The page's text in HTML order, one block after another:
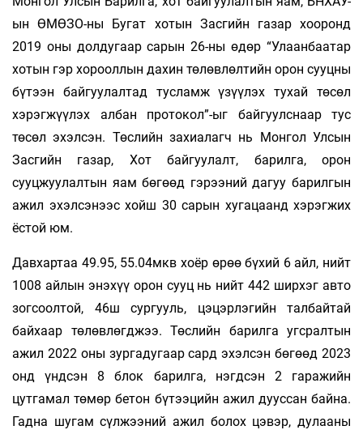
ын ӨМӨЗО-ны Бугат хотын Засгийн газар хооронд
2019 оны долдугаар сарын 26-ны өдөр “Улаанбаатар
хотын гэр хорооллын дахин төлөвлөлтийн орон сууцны
бүтээн байгуулалтад тусламж үзүүлэх тухай төсөл
хэрэгжүүлэх албан протокол”-ыг байгуулснаар тус
төсөл эхэлсэн. Төслийн захиалагч нь Монгол Улсын
Засгийн газар, Хот байгуулалт, барилга, орон
сууцжуулалтын яам бөгөөд гэрээний дагуу барилгын
ажил эхэлсэнээс хойш 30 сарын хугацаанд хэрэгжих
ёстой юм.
Давхартаа 49.95, 55.04мкв хоёр өрөө бүхий 6 айл, нийт
1008 айлын энэхүү орон сууц нь нийт 442 ширхэг авто
зогсоолтой, 46ш сургууль, цэцэрлэгийн талбайтай
байхаар төлөвлөгджээ. Төслийн барилга угсралтын
ажил 2022 оны зургадугаар сард эхэлсэн бөгөөд 2023
онд үндсэн 8 блок барилга, нэгдсэн 2 гаражийн
цутгамал төмөр бетон бүтээцийн ажил дууссан байна.
Гадна шугам сүлжээний ажил болох цэвэр, дулааны